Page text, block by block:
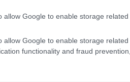
allow Google to enable storage related
allow Google to enable storage
functionality and fraud
ένα αυθεντικό συλλεκτικό